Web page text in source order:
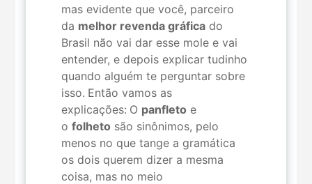
mas evidente que você, parceiro
da melhor revenda gráfica do
Brasil não vai dar esse mole e vai
entender, e depois explicar tudinho
quando alguém te perguntar sobre
isso. Então vamos as
explicações: O panfleto e
ofolheto são sinônimos, pelo
menos no que tange a gramática
os dois querem dizer a mesma
coisa, mas no meio